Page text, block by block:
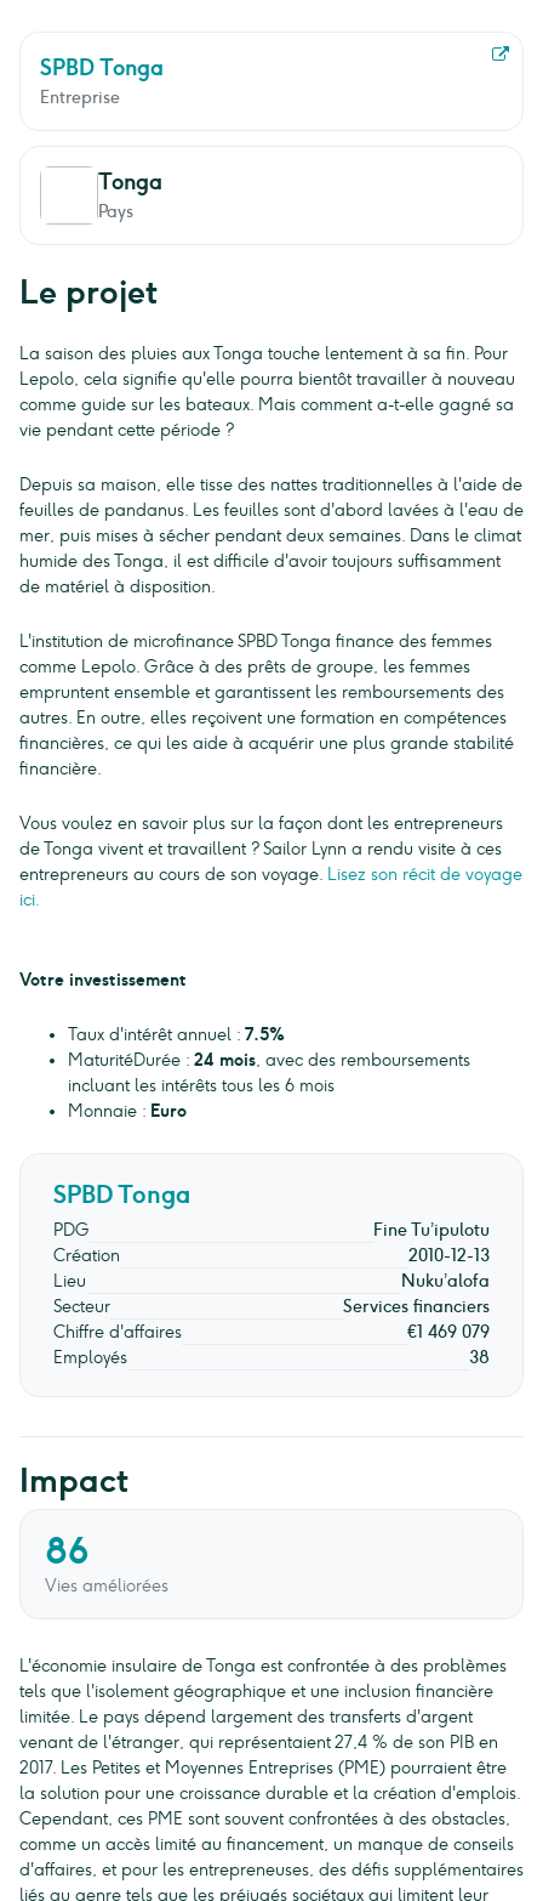
SPBD Tonga
Entreprise
Tonga
Pays
Le projet
La saison des pluies aux Tonga touche lentement à sa fin. Pour
Lepolo, cela signifie qu'elle pourra bientôt travailler à nouveau
comme guide sur les bateaux. Mais comment a-t-elle gagné sa
vie pendant cette période ?
Depuis sa maison, elle tisse des nattes traditionnelles à l'aide de
feuilles de pandanus. Les feuilles sont d'abord lavées à l'eau de
mer, puis mises à sécher pendant deux semaines. Dans le climat
humide des Tonga, il est difficile d'avoir toujours suffisamment
de matériel à disposition.
L'institution de microfinance SPBD Tonga finance des femmes
comme Lepolo. Grâce à des prêts de groupe, les femmes
empruntent ensemble et garantissent les remboursements des
autres. En outre, elles reçoivent une formation en compétences
financières, ce qui les aide à acquérir une plus grande stabilité
financière.
Vous voulez en savoir plus sur la façon dont les entrepreneurs
de Tonga vivent et travaillent ? Sailor Lynn a rendu visite à ces
entrepreneurs au cours de son voyage. Lisez son récit de voyage
ici.
Votre investissement
Taux d'intérêt annuel : 7.5%
MaturitéDurée : 24 mois, avec des remboursements
incluant les intérêts tous les 6 mois
Monnaie : Euro
SPBD Tonga
PDG
Fine Tu’ipulotu
Création
2010-12-13
Lieu
Nuku’alofa
Secteur
Services financiers
Chiffre d'affaires
€1 469 079
Employés
38
Impact
86
Vies améliorées
L'économie insulaire de Tonga est confrontée à des problèmes
tels que l'isolement géographique et une inclusion financière
limitée. Le pays dépend largement des transferts d'argent
venant de l'étranger, qui représentaient 27,4 % de son PIB en
2017. Les Petites et Moyennes Entreprises (PME) pourraient être
la solution pour une croissance durable et la création d'emplois.
Cependant, ces PME sont souvent confrontées à des obstacles,
comme un accès limité au financement, un manque de conseils
d'affaires, et pour les entrepreneuses, des défis supplémentaires
liés au genre tels que les préjugés sociétaux qui limitent leur